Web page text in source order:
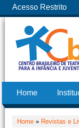
Acesso Restrito
Home
Home » Revistas e